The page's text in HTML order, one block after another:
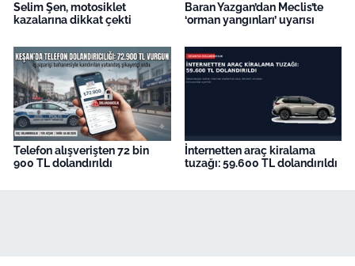
Selim Şen, motosiklet
kazalarına dikkat çekti
Baran Yazgan’dan Meclis’te
‘orman yangınları’ uyarısı
Telefon alışverişten 72 bin
900 TL dolandırıldı
İnternetten araç kiralama
tuzağı: 59.600 TL dolandırıldı